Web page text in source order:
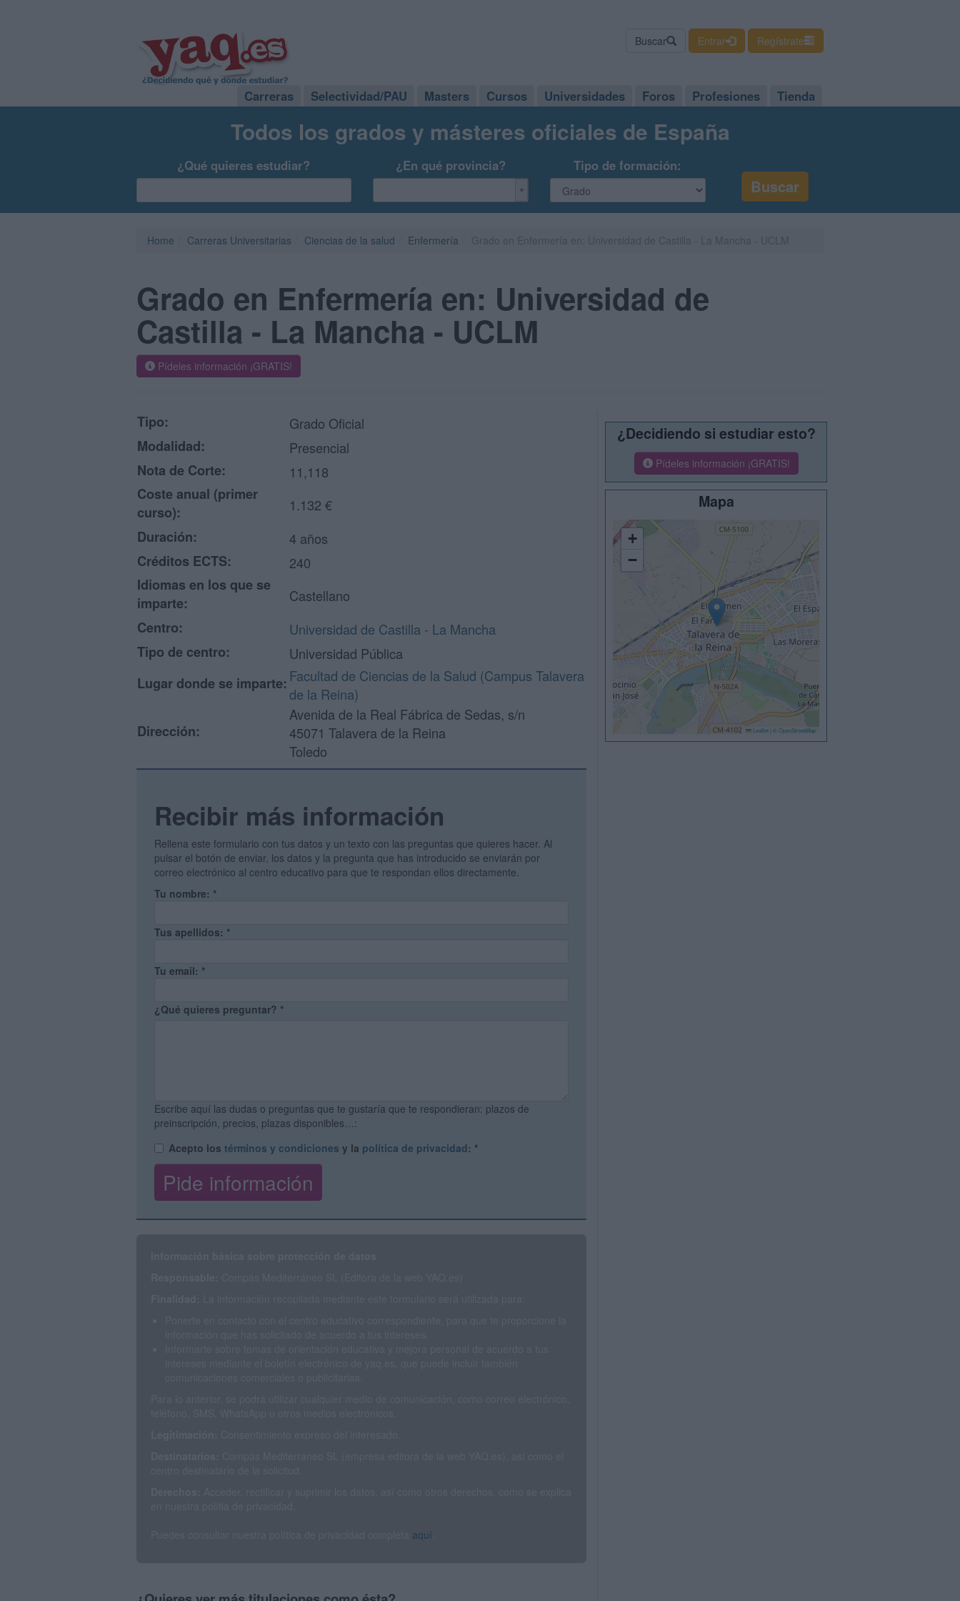
Buscar Entrar Regístrate
Carreras Selectividad/PAU Masters Cursos Universidades Foros Profesiones Tienda
Todos los grados y másteres oficiales de España
¿Qué quieres estudiar? ¿En qué provincia? Tipo de formación:
Home Carreras Universitarias Ciencias de la salud Enfermería
Grado en Enfermería en: Universidad de
Castilla - La Mancha - UCLM
Pídeles información ¡GRATIS!
Tipo:
Grado Oficial
Modalidad:
Presencial
Nota de Corte:
11,118
Coste anual (primer
curso):
1.132 €
Duración:
4 años
Créditos ECTS:
240
Idiomas en los que se
imparte:
Castellano
Centro:
Universidad de Castilla - La Mancha
Tipo de centro:
Universidad Pública
Lugar donde se imparte: Facultad de Ciencias de la Salud (Campus Talavera
de la Reina)
Dirección:
Avenida de la Real Fábrica de Sedas, s/n
45071 Talavera de la Reina
Toledo
Recibir más información
Rellena este formulario con tus datos y un texto con las preguntas que quieres hacer. Al
pulsar el botón de enviar, los datos y la pregunta que has introducido se enviarán por
correo electrónico al centro educativo para que te respondan ellos directamente.
Tu nombre: *
Tus apellidos: *
Tu email: *
¿Qué quieres preguntar? *
Escribe aquí las dudas o preguntas que te gustaría que te respondieran: plazos de
preinscripción, precios, plazas disponibles…:
Acepto los términos y condiciones y la política de privacidad: *
aquí
¿Decidiendo si estudiar esto?
Pídeles información ¡GRATIS!
Mapa
+
−
Leaflet © OpenStreetMap